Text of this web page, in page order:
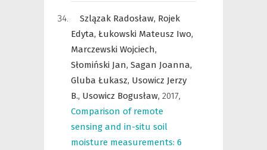
Szlązak Radosław, Rojek
Edyta, Łukowski Mateusz Iwo,
Marczewski Wojciech,
Słomiński Jan, Sagan Joanna,
Gluba Łukasz, Usowicz Jerzy
B., Usowicz Bogusław, 2017,
Comparison of remote
sensing and in-situ soil
moisture measurements: 6